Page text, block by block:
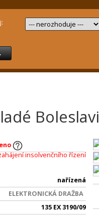
insolvenčního řízení
nařízená
ELEKTRONICKÁ DRAŽBA
135 EX 3190/09